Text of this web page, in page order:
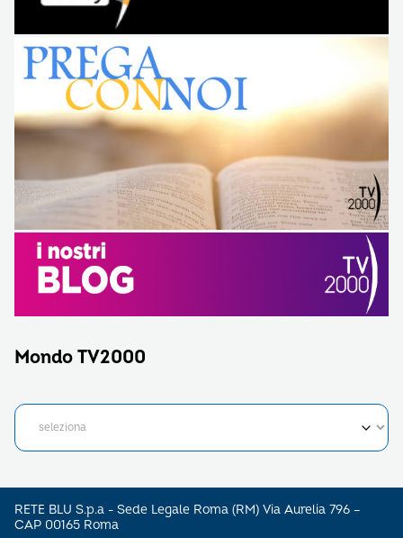
Mondo TV2000
RETE BLU S.p.a - Sede Legale Roma (RM) Via Aurelia 796 –
CAP 00165 Roma